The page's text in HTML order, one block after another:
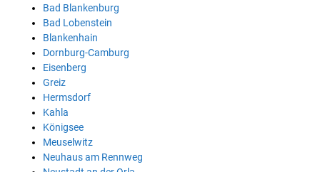
Bad Blankenburg
Bad Lobenstein
Blankenhain
Dornburg-Camburg
Eisenberg
Greiz
Hermsdorf
Kahla
Königsee
Meuselwitz
Neuhaus am Rennweg